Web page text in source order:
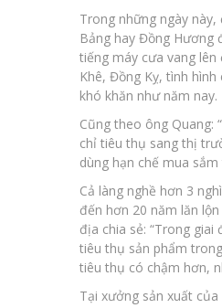
Trong những ngày
Bảng hay Đồng Hương
tiếng máy cưa vang
Khê, Đồng Kỵ, tình
khó khăn như năm nay.
Cũng theo ông Quang:
chỉ tiêu thụ sang thị
dùng hạn chế mua
Cả làng nghề hơn 3
đến hơn 20 năm lăn
địa chia sẻ: “Trong
tiêu thụ sản phẩm
tiêu thụ có chậm hơn,
Tại xưởng sản xuất